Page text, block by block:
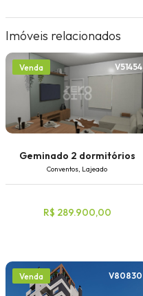
Imóveis relacionados
Venda V51454
Geminado 2 dormitórios
Conventos, Lajeado
R$ 289.900,00
Venda V80830